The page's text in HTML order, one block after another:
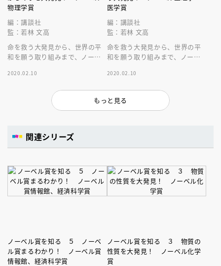
物理学賞
編：講談社
監：若林 文高
命を救う大発見から、世界の平
和を願う取り組みまで、ノーベ
2020.02.10
医学賞
編：講談社
監：若林 文高
命を救う大発見から、世界の平
和を願う取り組みまで、ノーベ
2020.02.10
もっと見る
関連シリーズ
ノーベル賞を知る ５ ノーベ
ル賞まるわかり！ ノーベル賞
情報館、経済科学賞
ノーベル賞を知る ３ 物質の
性質を大発見！ ノーベル化学
賞